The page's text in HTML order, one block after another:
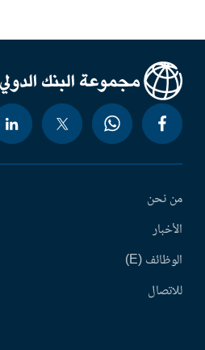
من نحن
الأخبار
الوظائف (E)
للاتصال